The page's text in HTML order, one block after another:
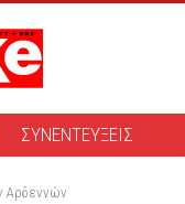
ΣΥΝΕΝΤΕΥΞΕΙΣ
Αρδεννών